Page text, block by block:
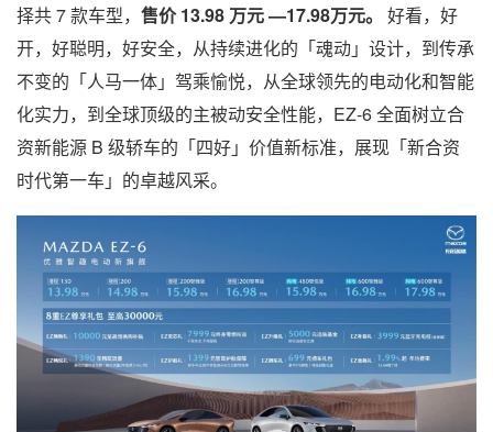
择共 7 款车型， 售价 13.98 万元—17.98万元。 好看，好
开，好聪明，好安全，从持续进化的「魂动」设计，到传承
不变的「人马一体」驾乘愉悦，从全球领先的电动化和智能
化实力，到全球顶级的主被动安全性能，EZ-6 全面树立合
资新能源 B 级轿车的「四好」价值新标准，展现「新合资
时代第一车」的卓越风采。